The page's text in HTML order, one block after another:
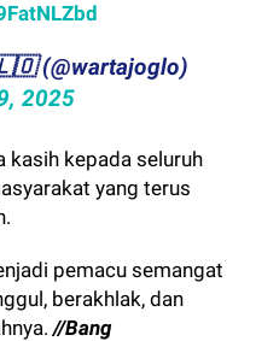
2025
kasih kepada seluruh
yang terus
pemacu semangat
berakhlak, dan
//Bang